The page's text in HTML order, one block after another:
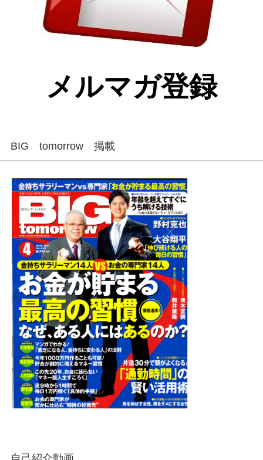
メルマガ登録
BIG tomorrow 掲載